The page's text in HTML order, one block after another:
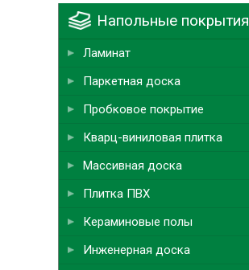
Напольные покрытия
Ламинат
Паркетная доска
Пробковое покрытие
Кварц-виниловая плитка
Массивная доска
Плитка ПВХ
Кераминовые полы
Инженерная доска